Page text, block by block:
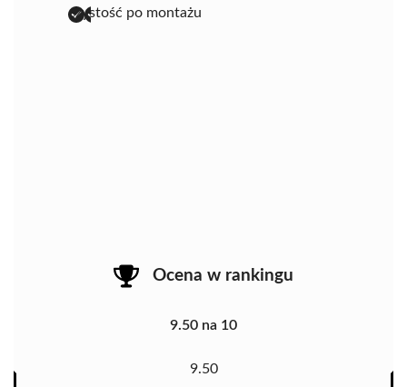
czystość po montażu
Ocena w rankingu
9.50 na 10
9.50